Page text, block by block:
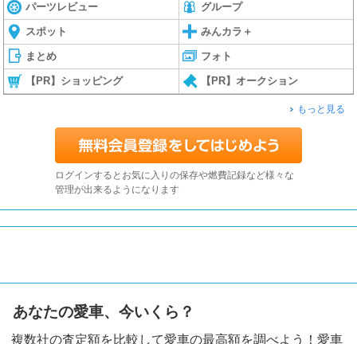
パーツレビュー グループ
スポット みんカラ＋
まとめ フォト
【PR】ショッピング 【PR】オークション
もっと見る
ログインするとお気に入りの保存や燃費記録など様々な
管理が出来るようになります
あなたの愛車、今いくら？
複数社の査定額を比較して愛車の最高額を調べよう！愛車